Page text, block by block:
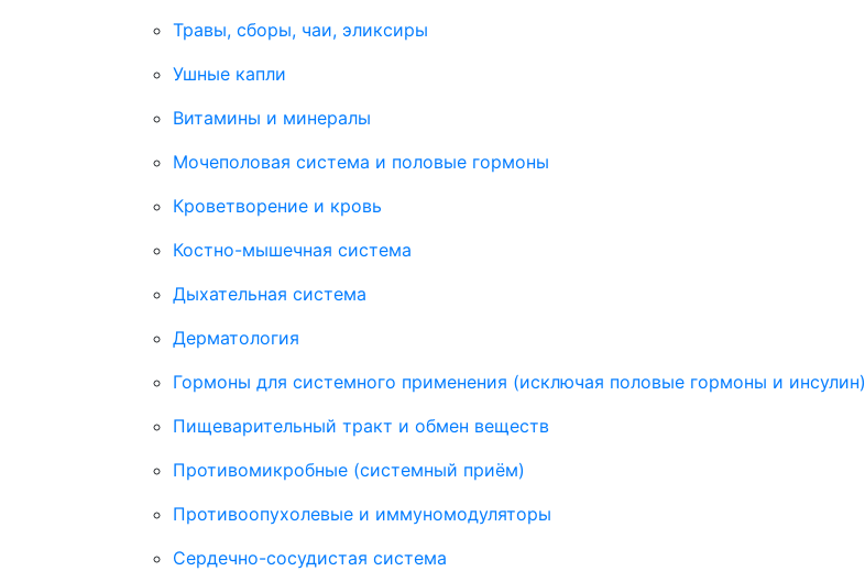
Травы, сборы, чаи, эликсиры
Ушные капли
Витамины и минералы
Мочеполовая система и половые гормоны
Кроветворение и кровь
Костно-мышечная система
Дыхательная система
Дерматология
Гормоны для системного применения (исключая половые гормоны и инсулин)
Пищеварительный тракт и обмен веществ
Противомикробные (системный приём)
Противоопухолевые и иммуномодуляторы
Сердечно-сосудистая система